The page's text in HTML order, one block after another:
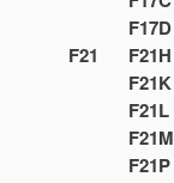
F17D
F21 F21H
F21K
F21L
F21M
F21P